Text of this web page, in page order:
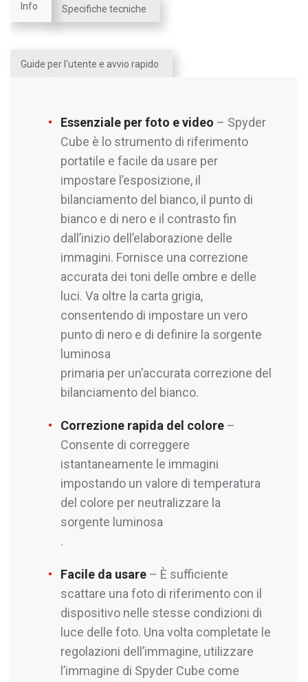
Info Specifiche tecniche
Guide per l'utente e avvio rapido
Essenziale per foto e video – Spyder
Cube è lo strumento di riferimento
portatile e facile da usare per
impostare l’esposizione, il
bilanciamento del bianco, il punto di
bianco e di nero e il contrasto fin
dall’inizio dell’elaborazione delle
immagini. Fornisce una correzione
accurata dei toni delle ombre e delle
luci. Va oltre la carta grigia,
consentendo di impostare un vero
punto di nero e di definire la sorgente
luminosa
primaria per un’accurata correzione del
bilanciamento del bianco.
Correzione rapida del colore –
Consente di correggere
istantaneamente le immagini
impostando un valore di temperatura
del colore per neutralizzare la
sorgente luminosa
.
Facile da usare – È sufficiente
scattare una foto di riferimento con il
dispositivo nelle stesse condizioni di
luce delle foto. Una volta completate le
regolazioni dell’immagine, utilizzare
l’immagine di Spyder Cube come